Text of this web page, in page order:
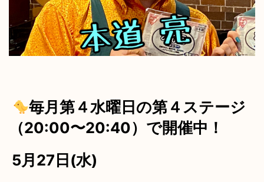
毎月第４水曜日の第４ステージ
（20:00〜20:40）で開催中！
5月27日(水)